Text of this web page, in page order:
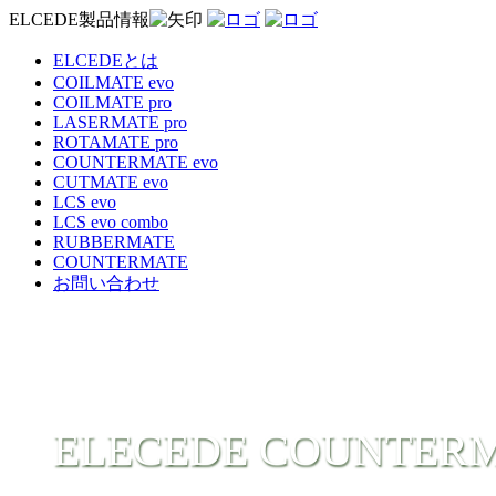
ELCEDE製品情報
ELCEDEとは
COILMATE evo
COILMATE pro
LASERMATE pro
ROTAMATE pro
COUNTERMATE evo
CUTMATE evo
LCS evo
LCS evo combo
RUBBERMATE
COUNTERMATE
お問い合わせ
ELECEDE